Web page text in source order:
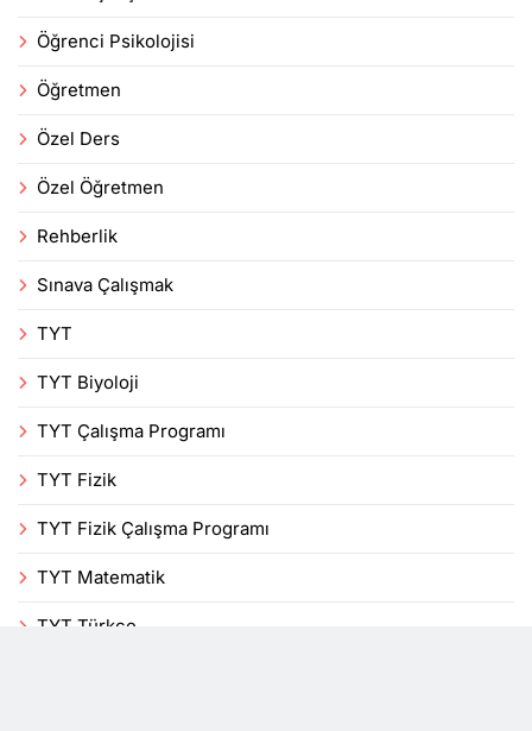
Öğrenci Psikolojisi
Öğretmen
Özel Ders
Özel Öğretmen
Rehberlik
Sınava Çalışmak
TYT
TYT Biyoloji
TYT Çalışma Programı
TYT Fizik
TYT Fizik Çalışma Programı
TYT Matematik
TYT Türkçe